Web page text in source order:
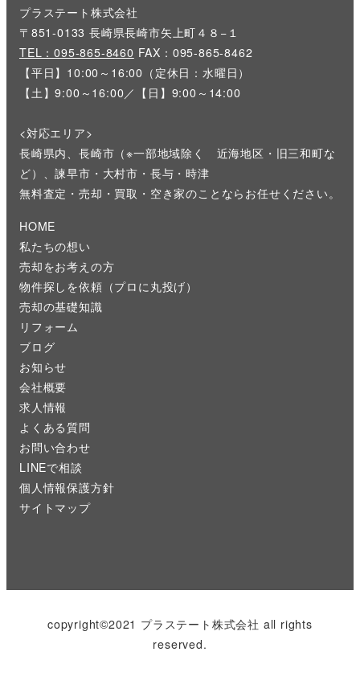
プラステート株式会社
〒851-0133 長崎県長崎市矢上町４８−１
TEL：095-865-8460 FAX：095-865-8462
【平日】10:00～16:00（定休日：水曜日）
【土】9:00～16:00／【日】9:00～14:00
<対応エリア>
長崎県内、長崎市（※一部地域除く 近海地区・旧三和町な
ど）、諫早市・大村市・長与・時津
無料査定・売却・買取・空き家のことならお任せください。
HOME
私たちの想い
売却をお考えの方
物件探しを依頼（プロに丸投げ）
売却の基礎知識
リフォーム
ブログ
お知らせ
会社概要
求人情報
よくある質問
お問い合わせ
LINEで相談
個人情報保護方針
サイトマップ
copyright©2021 プラステート株式会社 all rights
reserved.